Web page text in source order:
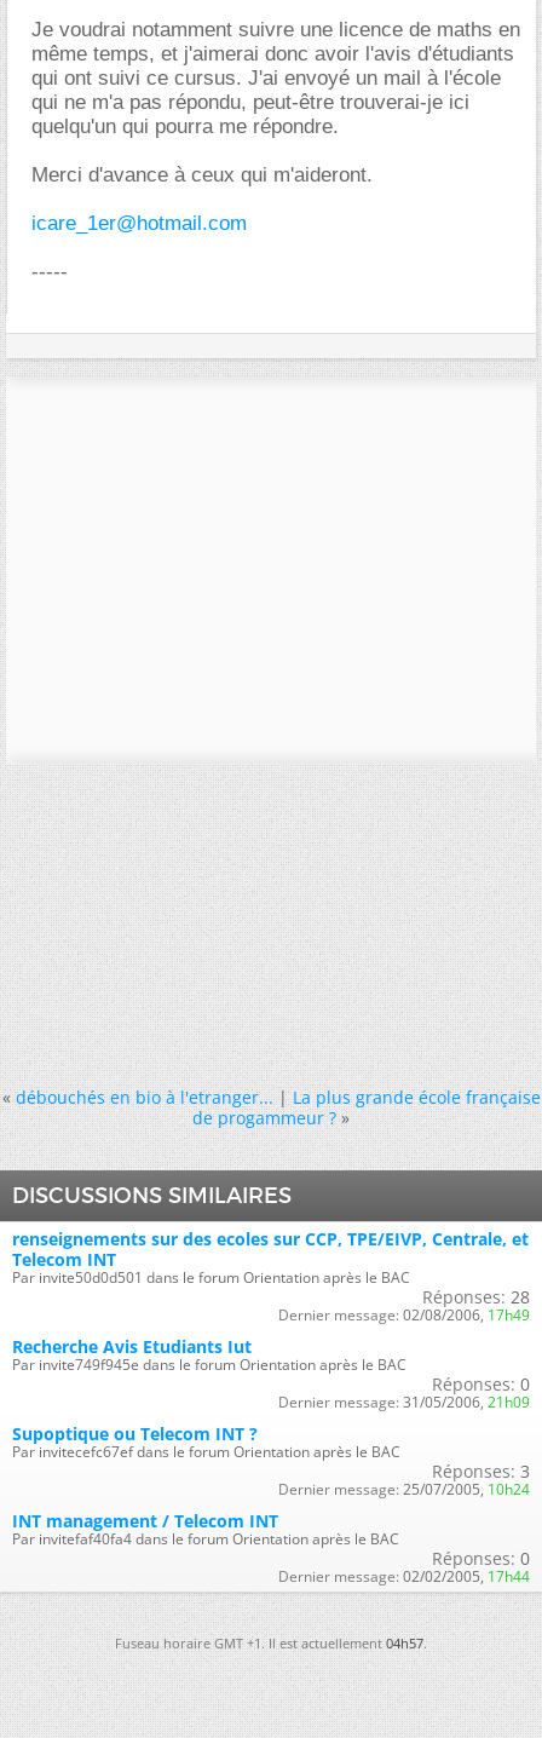
Je voudrai notamment suivre une licence de maths en
même temps, et j'aimerai donc avoir l'avis d'étudiants
qui ont suivi ce cursus. J'ai envoyé un mail à l'école
qui ne m'a pas répondu, peut-être trouverai-je ici
quelqu'un qui pourra me répondre.
Merci d'avance à ceux qui m'aideront.
icare_1er@hotmail.com
-----
« débouchés en bio à l'etranger...|La plus grande école française
de progammeur ? »
DISCUSSIONS SIMILAIRES
renseignements sur des ecoles sur CCP, TPE/EIVP, Centrale, et
Telecom INT
Par invite50d0d501 dans le forum Orientation après le BAC
Réponses: 28
Dernier message: 02/08/2006, 17h49
Recherche Avis Etudiants Iut
Par invite749f945e dans le forum Orientation après le BAC
Réponses: 0
Dernier message: 31/05/2006, 21h09
Supoptique ou Telecom INT ?
Par invitecefc67ef dans le forum Orientation après le BAC
Réponses: 3
Dernier message: 25/07/2005, 10h24
INT management / Telecom INT
Par invitefaf40fa4 dans le forum Orientation après le BAC
Réponses: 0
Dernier message: 02/02/2005, 17h44
Fuseau horaire GMT +1. Il est actuellement04h57.